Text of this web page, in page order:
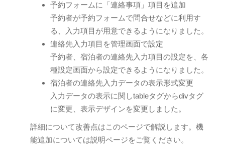
予約フォームに「連絡事項」項目を追加
予約者が予約フォームで問合せなどに利用す
る、入力項目が用意できるようになりました。
連絡先入力項目を管理画面で設定
予約者、宿泊者の連絡先入力項目の設定を、各
種設定画面から設定できるようになりました。
宿泊者の連絡先入力データの表示形式変更
入力データの表示に関しtableタグからdivタグ
に変更、表示デザインを変更しました。
詳細について改善点はこのページで解説します。機
能追加については説明ページをご覧ください。